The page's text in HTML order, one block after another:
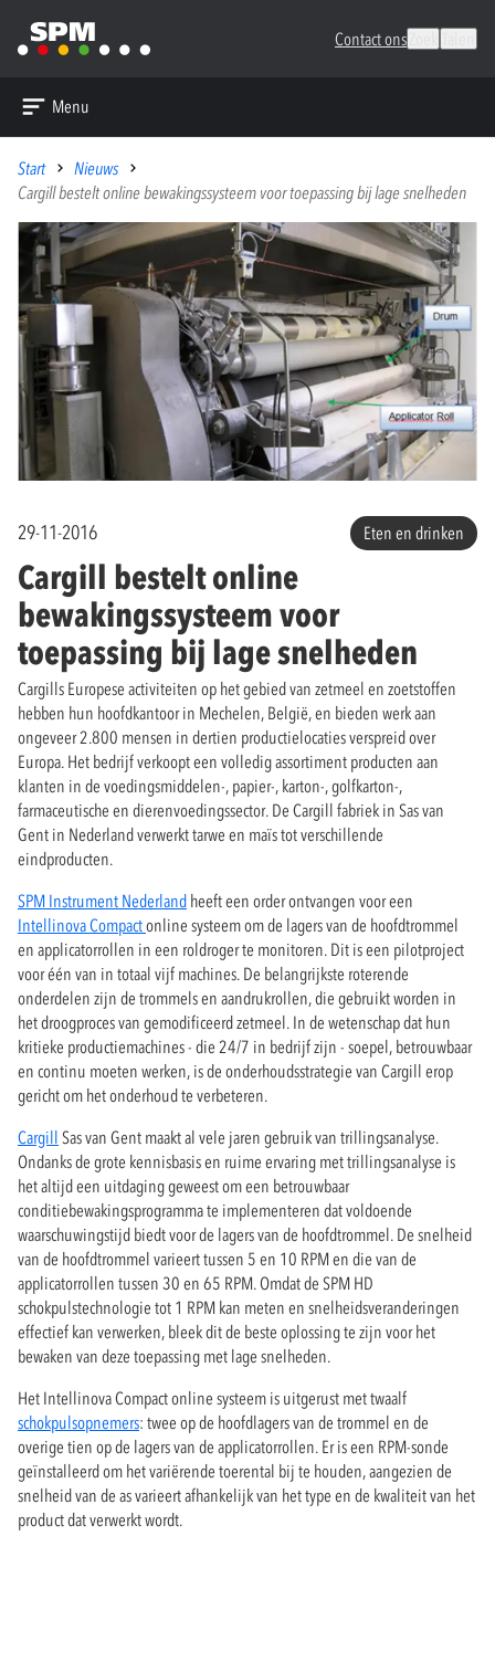
Contact ons
Menu
Start
Nieuws
Cargill bestelt online bewakingssysteem voor toepassing bij lage snelheden
29-11-2016 Eten en drinken
Cargill bestelt online
bewakingssysteem voor
toepassing bij lage snelheden
Cargills Europese activiteiten op het gebied van zetmeel en zoetstoffen
hebben hun hoofdkantoor in Mechelen, België, en bieden werk aan
ongeveer 2.800 mensen in dertien productielocaties verspreid over
Europa. Het bedrijf verkoopt een volledig assortiment producten aan
klanten in de voedingsmiddelen-, papier-, karton-, golfkarton-,
farmaceutische en dierenvoedingssector. De Cargill fabriek in Sas van
Gent in Nederland verwerkt tarwe en maïs tot verschillende
eindproducten.
SPM Instrument Nederland heeft een order ontvangen voor een
Intellinova Compactonline systeem om de lagers van de hoofdtrommel
en applicatorrollen in een roldroger te monitoren. Dit is een pilotproject
voor één van in totaal vijf machines. De belangrijkste roterende
onderdelen zijn de trommels en aandrukrollen, die gebruikt worden in
het droogproces van gemodificeerd zetmeel. In de wetenschap dat hun
kritieke productiemachines - die 24/7 in bedrijf zijn - soepel, betrouwbaar
en continu moeten werken, is de onderhoudsstrategie van Cargill erop
gericht om het onderhoud te verbeteren.
Cargill Sas van Gent maakt al vele jaren gebruik van trillingsanalyse.
Ondanks de grote kennisbasis en ruime ervaring met trillingsanalyse is
het altijd een uitdaging geweest om een betrouwbaar
conditiebewakingsprogramma te implementeren dat voldoende
waarschuwingstijd biedt voor de lagers van de hoofdtrommel. De snelheid
van de hoofdtrommel varieert tussen 5 en 10 RPM en die van de
applicatorrollen tussen 30 en 65 RPM. Omdat de SPM HD
schokpulstechnologie tot 1 RPM kan meten en snelheidsveranderingen
effectief kan verwerken, bleek dit de beste oplossing te zijn voor het
bewaken van deze toepassing met lage snelheden.
Het Intellinova Compact online systeem is uitgerust met twaalf
schokpulsopnemers: twee op de hoofdlagers van de trommel en de
overige tien op de lagers van de applicatorrollen. Er is een RPM-sonde
geïnstalleerd om het variërende toerental bij te houden, aangezien de
snelheid van de as varieert afhankelijk van het type en de kwaliteit van het
product dat verwerkt wordt.